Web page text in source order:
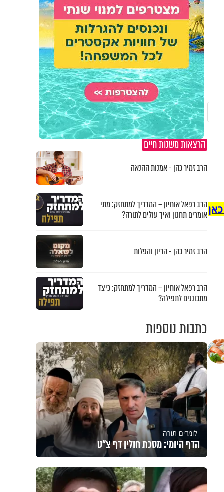
הרצאות משנות חיים
הרב זמיר כהן - אמנות ההנאה
הרב רפאל אוחיון – המדריך למתחזק: מתי
אומרים תחנון ואיך עולים לתורה?
הרב זמיר כהן - הריון והפלות
הרב רפאל אוחיון – המדריך למתחזק: כיצד
מתכוננים לתפילה?
כתבות נוספות
לומדים תורה
הדף היומי: מסכת חולין דף צ"ט